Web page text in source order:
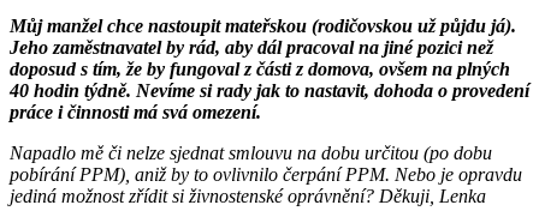
Můj manžel chce nastoupit mateřskou (rodičovskou už půjdu já).
Jeho zaměstnavatel by rád, aby dál pracoval na jiné pozici než
doposud s tím, že by fungoval z části z domova, ovšem na plných
40 hodin týdně. Nevíme si rady jak to nastavit, dohoda o provedení
práce i činnosti má svá omezení.
Napadlo mě či nelze sjednat smlouvu na dobu určitou (po dobu
pobírání PPM), aniž by to ovlivnilo čerpání PPM. Nebo je opravdu
jediná možnost zřídit si živnostenské oprávnění? Děkuji, Lenka